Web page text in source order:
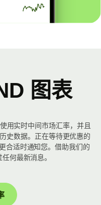
图表
用实时中间市场汇率，并且
史数据。正在等待更优惠的
合适时通知您。借助我们的
何最新消息。